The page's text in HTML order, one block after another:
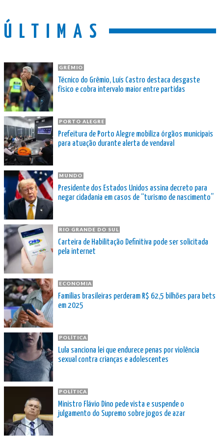
ÚLTIMAS
GRÊMIO
Técnico do Grêmio, Luís Castro destaca desgaste
físico e cobra intervalo maior entre partidas
PORTO ALEGRE
Prefeitura de Porto Alegre mobiliza órgãos municipais
para atuação durante alerta de vendaval
MUNDO
Presidente dos Estados Unidos assina decreto para
negar cidadania em casos de “turismo de nascimento”
RIO GRANDE DO SUL
Carteira de Habilitação Definitiva pode ser solicitada
pela internet
ECONOMIA
Famílias brasileiras perderam R$ 62,5 bilhões para bets
em 2025
POLÍTICA
Lula sanciona lei que endurece penas por violência
sexual contra crianças e adolescentes
POLÍTICA
Ministro Flávio Dino pede vista e suspende o
julgamento do Supremo sobre jogos de azar